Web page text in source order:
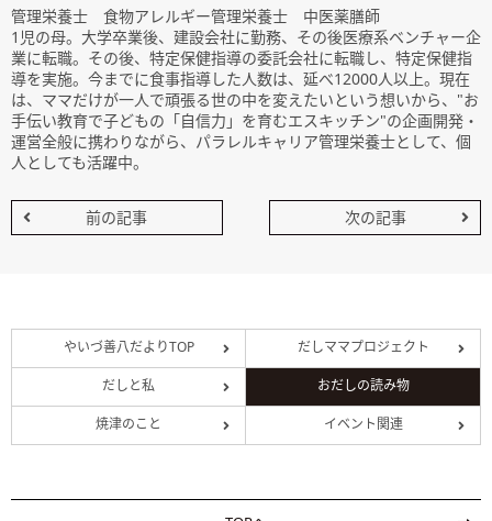
管理栄養士 食物アレルギー管理栄養士 中医薬膳師
1児の母。大学卒業後、建設会社に勤務、その後医療系ベンチャー企
業に転職。その後、特定保健指導の委託会社に転職し、特定保健指
導を実施。今までに食事指導した人数は、延べ12000人以上。現在
は、ママだけが一人で頑張る世の中を変えたいという想いから、"お
手伝い教育で子どもの「自信力」を育むエスキッチン"の企画開発・
運営全般に携わりながら、パラレルキャリア管理栄養士として、個
人としても活躍中。
前の記事 次の記事
やいづ善八だよりTOP だしママプロジェクト
だしと私 おだしの読み物
焼津のこと イベント関連